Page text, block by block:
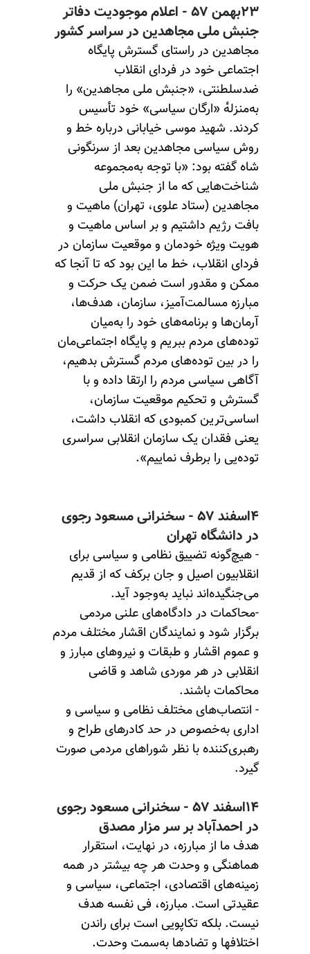
۲۳بهمن ۵۷ - اعلام موجودیت دفاتر
جنبش ملی مجاهدین در سراسر کشور
مجاهدین در راستای گسترش پایگاه
اجتماعی خود در فردای انقلاب
ضدسلطنتی، «جنبش ملی مجاهدین» را
به‌منزله‌ٔ «ارگان سیاسی» خود تأسیس
کردند. شهید موسی خیابانی درباره خط و
روش سیاسی مجاهدین بعد از سرنگونی
شاه گفته بود: «با توجه به‌مجموعه
شناخت‌هایی که ما از جنبش ملی
مجاهدین (ستاد علوی، تهران) ماهیت و
بافت رژیم داشتیم و بر اساس ماهیت و
هویت ویژه خودمان و موقعیت سازمان در
فردای انقلاب، خط ما این بود که تا آنجا که
ممکن و مقدور است ضمن یک حرکت و
مبارزه مسالمت‌آمیز، سازمان، هدف‌ها،
آرمان‌ها و برنامه‌های خود را به‌میان
توده‌های مردم ببریم و پایگاه اجتماعی‌مان
را در بین توده‌های مردم گسترش بدهیم،
آگاهی سیاسی مردم را ارتقا داده و با
گسترش و تحکیم موقعیت سازمان،
اساسی‌ترین کمبودی که انقلاب داشت،
یعنی فقدان یک سازمان انقلابی سراسری
توده‌یی را برطرف نماییم».
۴اسفند ۵۷ - سخنرانی مسعود رجوی
در دانشگاه تهران
- هیچ‌گونه تضییق نظامی و سیاسی برای
انقلابیون اصیل و جان برکف که از قدیم
می‌جنگیده‌اند نباید به‌وجود آید.
-محاکمات در دادگاه‌های علنی مردمی
برگزار شود و نمایندگان اقشار مختلف مردم
و عموم اقشار و طبقات و نیروهای مبارز و
انقلابی در هر موردی شاهد و قاضی
محاکمات باشند.
- انتصاب‌های مختلف نظامی و سیاسی و
اداری به‌خصوص در حد کادرهای طراح و
رهبری‌کننده با نظر شوراهای مردمی صورت
گیرد.
۱۴اسفند ۵۷ - سخنرانی مسعود رجوی
در احمدآباد بر سر مزار مصدق
هدف ما از مبارزه، در نهایت، استقرار
هماهنگی و وحدت هر چه بیشتر در همه
زمینه‌های اقتصادی، اجتماعی، سیاسی و
عقیدتی است. مبارزه، فی نفسه هدف
نیست. بلکه تکاپویی است برای راندن
اختلافها و تضادها به‌سمت وحدت.